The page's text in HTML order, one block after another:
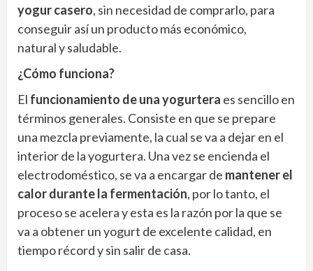
yogur casero, sin necesidad de comprarlo, para
conseguir así un producto más económico,
natural y saludable.
¿Cómo funciona?
El funcionamiento de una yogurtera es sencillo en
términos generales. Consiste en que se prepare
una mezcla previamente, la cual se va a dejar en el
interior de la yogurtera. Una vez se encienda el
electrodoméstico, se va a encargar de mantener el
calor durante la fermentación, por lo tanto, el
proceso se acelera y esta es la razón por la que se
va a obtener un yogurt de excelente calidad, en
tiempo récord y sin salir de casa.